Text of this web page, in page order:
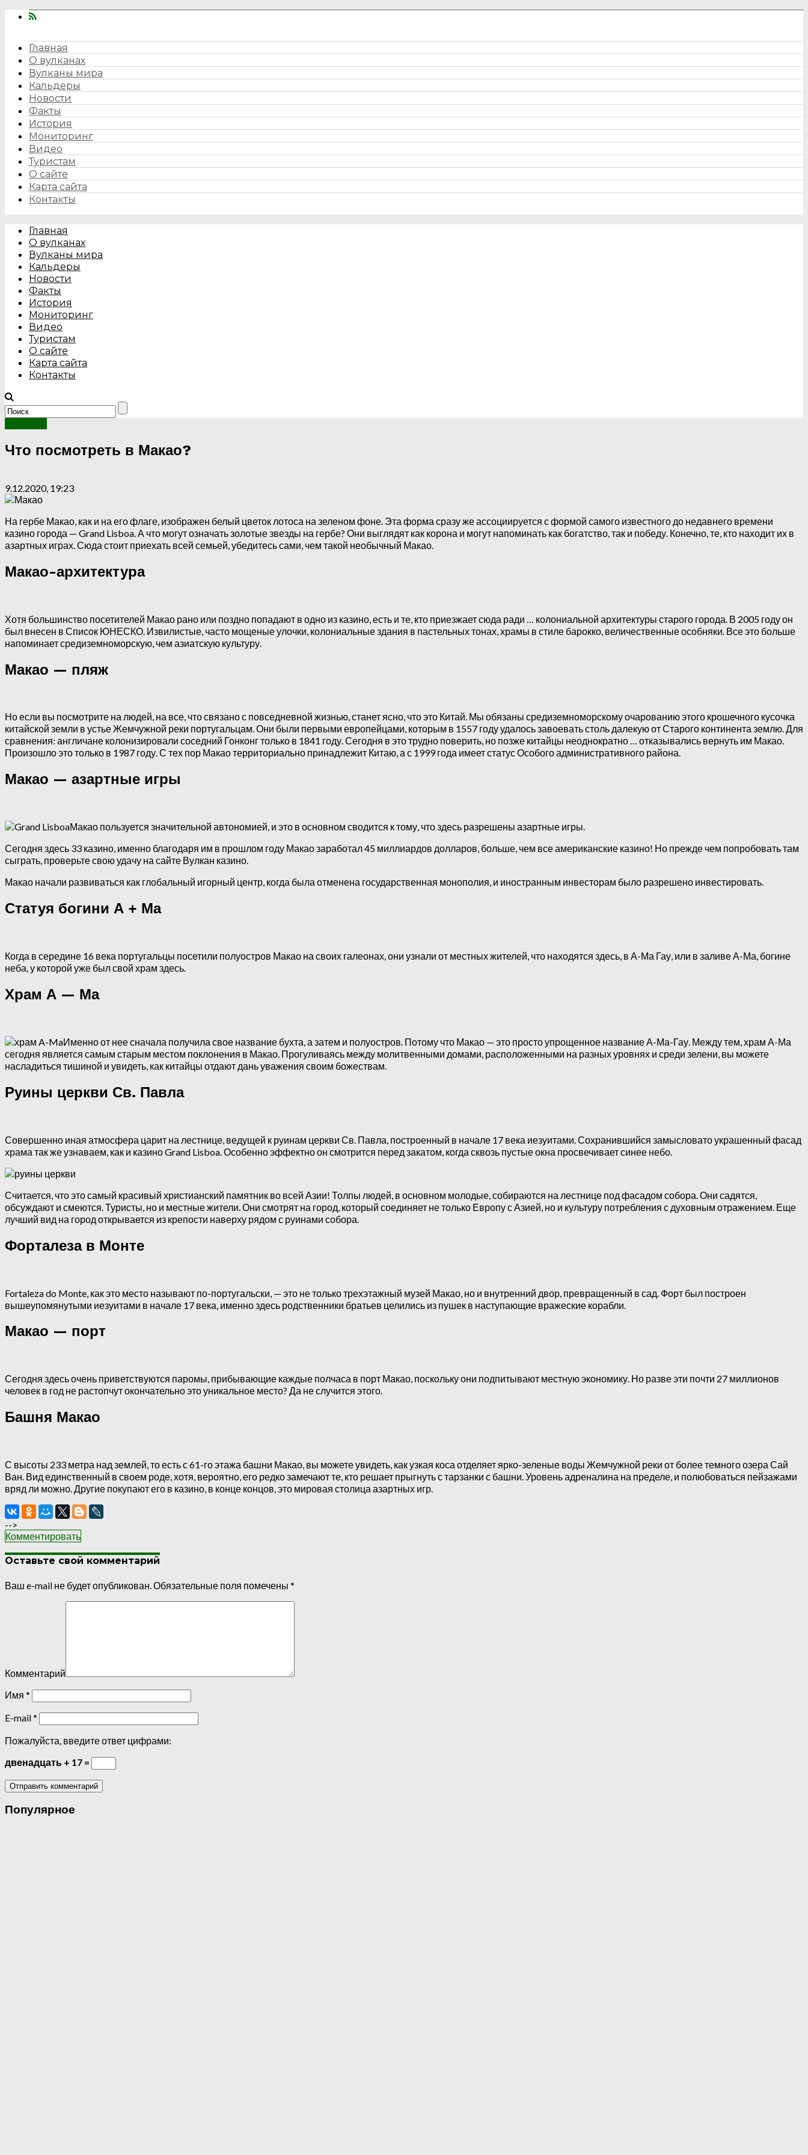
Главная
О вулканах
Вулканы мира
Кальдеры
Новости
Факты
История
Мониторинг
Видео
Туристам
О сайте
Карта сайта
Контакты
Главная
О вулканах
Вулканы мира
Кальдеры
Новости
Факты
История
Мониторинг
Видео
Туристам
О сайте
Карта сайта
Контакты
Что посмотреть в Макао?
9.12.2020, 19:23
На гербе Макао, как и на его флаге, изображен белый цветок лотоса на зеленом фоне. Эта форма сразу же ассоциируется с формой самого известного до недавнего времени
казино города — Grand Lisboa. А что могут означать золотые звезды на гербе? Они выглядят как корона и могут напоминать как богатство, так и победу. Конечно, те, кто находит их в
азартных играх. Сюда стоит приехать всей семьей, убедитесь сами, чем такой необычный Макао.
Макао-архитектура
Хотя большинство посетителей Макао рано или поздно попадают в одно из казино, есть и те, кто приезжает сюда ради … колониальной архитектуры старого города. В 2005 году он
был внесен в Список ЮНЕСКО. Извилистые, часто мощеные улочки, колониальные здания в пастельных тонах, храмы в стиле барокко, величественные особняки. Все это больше
напоминает средиземноморскую, чем азиатскую культуру.
Макао — пляж
Но если вы посмотрите на людей, на все, что связано с повседневной жизнью, станет ясно, что это Китай. Мы обязаны средиземноморскому очарованию этого крошечного кусочка
китайской земли в устье Жемчужной реки португальцам. Они были первыми европейцами, которым в 1557 году удалось завоевать столь далекую от Старого континента землю. Для
сравнения: англичане колонизировали соседний Гонконг только в 1841 году. Сегодня в это трудно поверить, но позже китайцы неоднократно … отказывались вернуть им Макао.
Произошло это только в 1987 году. С тех пор Макао территориально принадлежит Китаю, а с 1999 года имеет статус Особого административного района.
Макао — азартные игры
Макао пользуется значительной автономией, и это в основном сводится к тому, что здесь разрешены азартные игры.
Сегодня здесь 33 казино, именно благодаря им в прошлом году Макао заработал 45 миллиардов долларов, больше, чем все американские казино! Но прежде чем попробовать там
сыграть, проверьте свою удачу на сайте Вулкан казино.
Макао начали развиваться как глобальный игорный центр, когда была отменена государственная монополия, и иностранным инвесторам было разрешено инвестировать.
Статуя богини А + Ма
Когда в середине 16 века португальцы посетили полуостров Макао на своих галеонах, они узнали от местных жителей, что находятся здесь, в А-Ма Гау, или в заливе А-Ма, богине
неба, у которой уже был свой храм здесь.
Храм А — Ма
Именно от нее сначала получила свое название бухта, а затем и полуостров. Потому что Макао — это просто упрощенное название А-Ма-Гау. Между тем, храм А-Ма
сегодня является самым старым местом поклонения в Макао. Прогуливаясь между молитвенными домами, расположенными на разных уровнях и среди зелени, вы можете
насладиться тишиной и увидеть, как китайцы отдают дань уважения своим божествам.
Руины церкви Св. Павла
Совершенно иная атмосфера царит на лестнице, ведущей к руинам церкви Св. Павла, построенный в начале 17 века иезуитами. Сохранившийся замысловато украшенный фасад
храма так же узнаваем, как и казино Grand Lisboa. Особенно эффектно он смотрится перед закатом, когда сквозь пустые окна просвечивает синее небо.
Считается, что это самый красивый христианский памятник во всей Азии! Толпы людей, в основном молодые, собираются на лестнице под фасадом собора. Они садятся,
обсуждают и смеются. Туристы, но и местные жители. Они смотрят на город, который соединяет не только Европу с Азией, но и культуру потребления с духовным отражением. Еще
лучший вид на город открывается из крепости наверху рядом с руинами собора.
Форталеза в Монте
Fortaleza do Monte, как это место называют по-португальски, — это не только трехэтажный музей Макао, но и внутренний двор, превращенный в сад. Форт был построен
вышеупомянутыми иезуитами в начале 17 века, именно здесь родственники братьев целились из пушек в наступающие вражеские корабли.
Макао — порт
Сегодня здесь очень приветствуются паромы, прибывающие каждые полчаса в порт Макао, поскольку они подпитывают местную экономику. Но разве эти почти 27 миллионов
человек в год не растопчут окончательно это уникальное место? Да не случится этого.
Башня Макао
С высоты 233 метра над землей, то есть с 61-го этажа башни Макао, вы можете увидеть, как узкая коса отделяет ярко-зеленые воды Жемчужной реки от более темного озера Сай
Ван. Вид единственный в своем роде, хотя, вероятно, его редко замечают те, кто решает прыгнуть с тарзанки с башни. Уровень адреналина на пределе, и полюбоваться пейзажами
вряд ли можно. Другие покупают его в казино, в конце концов, это мировая столица азартных игр.
-->
Комментировать
Оставьте свой комментарий
Ваш e-mail не будет опубликован. Обязательные поля помечены *
Комментарий
Имя *
E-mail*
Пожалуйста, введите ответ цифрами:
двенадцать + 17 =
Популярное